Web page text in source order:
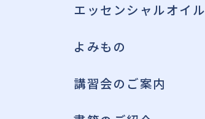
エッセンシャルオイル
よみもの
講習会のご案内